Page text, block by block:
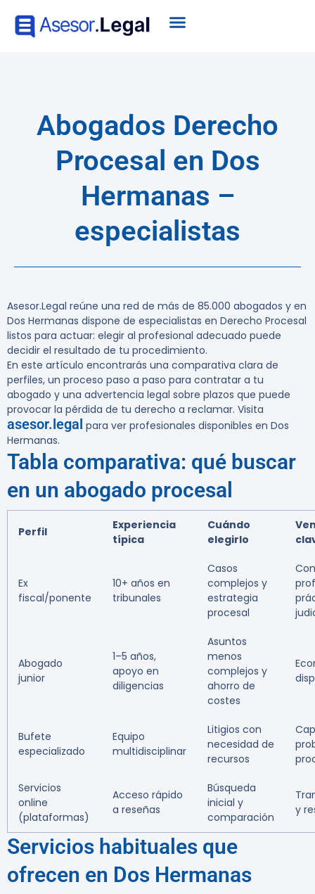
Abogados Derecho
Procesal en Dos
Hermanas –
especialistas
Asesor.Legal reúne una red de más de 85.000 abogados y en
Dos Hermanas dispone de especialistas en Derecho Procesal
listos para actuar: elegir al profesional adecuado puede
decidir el resultado de tu procedimiento.
En este artículo encontrarás una comparativa clara de
perfiles, un proceso paso a paso para contratar a tu
abogado y una advertencia legal sobre plazos que puede
provocar la pérdida de tu derecho a reclamar. Visita
asesor.legal para ver profesionales disponibles en Dos
Hermanas.
Tabla comparativa: qué buscar
en un abogado procesal
Perfil
Experiencia
típica
Cuándo
elegirlo
Ex
fiscal/ponente
10+ años en
tribunales
Casos
complejos y
estrategia
procesal
Abogado
junior
1–5 años,
apoyo en
diligencias
Asuntos
menos
complejos y
ahorro de
costes
Bufete
especializado
Equipo
multidisciplinar
Litigios con
necesidad de
recursos
Servicios
online
(plataformas)
Acceso rápido
a reseñas
Búsqueda
inicial y
comparación
y
Servicios habituales que
ofrecen en Dos Hermanas